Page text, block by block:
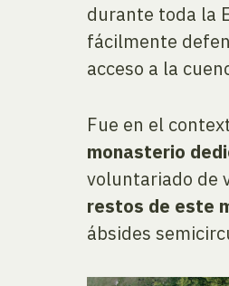
durante toda la
fácilmente
acceso a la
Fue en el
monasterio
voluntariado de
restos de este
ábsides